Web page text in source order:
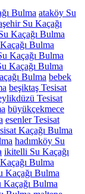
Bulma ataköy Su
Su Kaçağı
Kaçağı Bulma
Bulma
Kaçağı Bulma
Kaçağı Bulma
Bulma bebek
beşiktaş Tesisat
Tesisat
büyükçekmece
esenler Tesisat
Kaçağı Bulma
hadımköy Su
ikitelli Su Kaçağı
Bulma
Kaçağı Bulma
Kaçağı Bulma